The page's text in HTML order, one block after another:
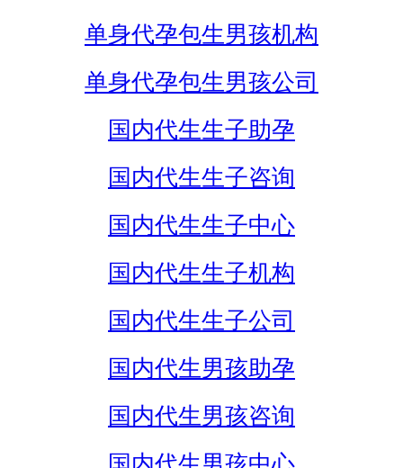
单身代孕包生男孩机构
单身代孕包生男孩公司
国内代生生子助孕
国内代生生子咨询
国内代生生子中心
国内代生生子机构
国内代生生子公司
国内代生男孩助孕
国内代生男孩咨询